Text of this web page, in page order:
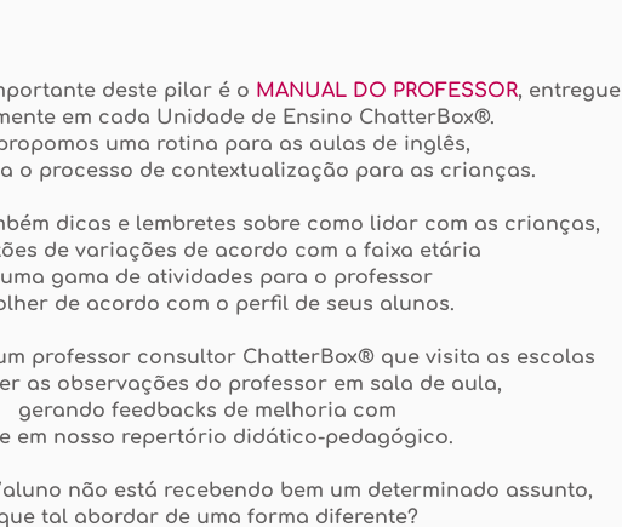
deste pilar é o MANUAL DO PROFESSOR, entregue
em cada Unidade de Ensino ChatterBox®.
uma rotina para as aulas de inglês,
o processo de contextualização para as crianças.
dicas e lembretes sobre como lidar com as crianças,
de variações de acordo com a faixa etária
gama de atividades para o professor
de acordo com o perfil de seus alunos.
professor consultor ChatterBox® que visita as escolas
as observações do professor em sala de aula,
gerando feedbacks de melhoria com
em nosso repertório didático-pedagógico.
não está recebendo bem um determinado assunto,
tal abordar de uma forma diferente?